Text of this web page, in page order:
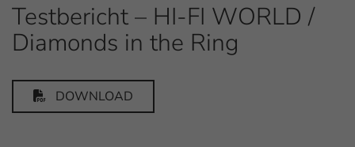
Testbericht – HI-FI WORLD /
Diamonds in the Ring
DOWNLOAD